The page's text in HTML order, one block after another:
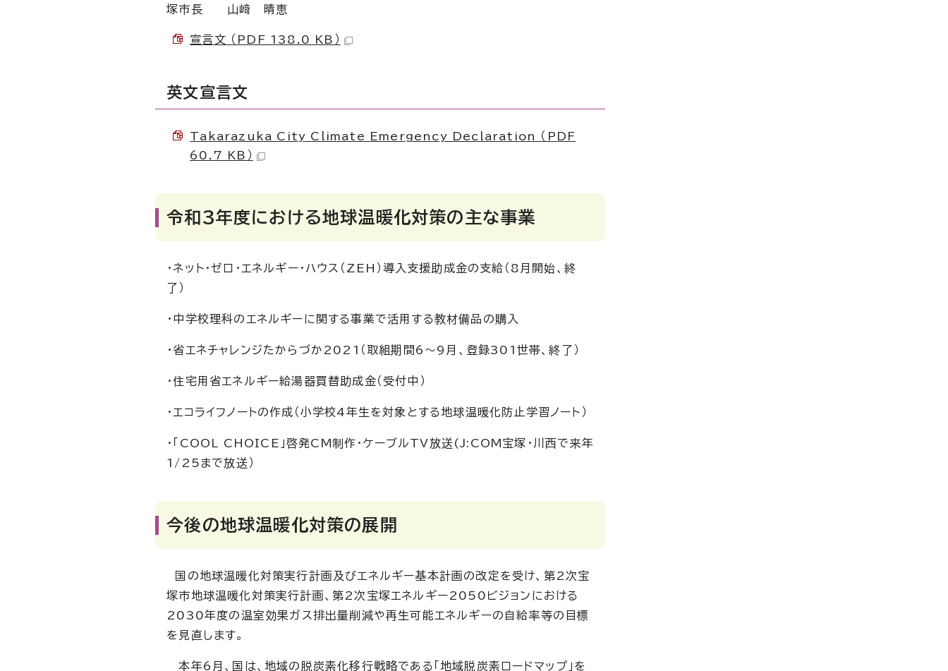
塚市長 山﨑 晴恵
宣言文 （PDF 138.0 KB）
英文宣言文
Takarazuka City Climate Emergency Declaration （PDF
60.7 KB）
令和3年度における地球温暖化対策の主な事業
・ネット・ゼロ・エネルギー・ハウス（ZEH）導入支援助成金の支給（8月開始、終
了）
・中学校理科のエネルギーに関する事業で活用する教材備品の購入
・省エネチャレンジたからづか2021（取組期間6～9月、登録301世帯、終了）
・住宅用省エネルギー給湯器買替助成金（受付中）
・エコライフノートの作成（小学校4年生を対象とする地球温暖化防止学習ノート）
・「COOL CHOICE」啓発CM制作・ケーブルTV放送(J:COM宝塚・川西で来年
1/25まで放送）
今後の地球温暖化対策の展開
国の地球温暖化対策実行計画及びエネルギー基本計画の改定を受け、第2次宝
塚市地球温暖化対策実行計画、第2次宝塚エネルギー2050ビジョンにおける
2030年度の温室効果ガス排出量削減や再生可能エネルギーの自給率等の目標
を見直します。
本年6月、国は、地域の脱炭素化移行戦略である「地域脱炭素ロードマップ」を